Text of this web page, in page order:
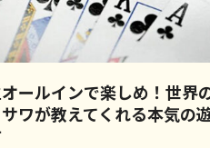
ールインで楽しめ！世界
ワが教えてくれる本気の